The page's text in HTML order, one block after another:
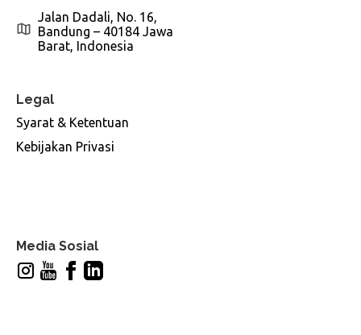
Jalan Dadali, No. 16,
Bandung – 40184 Jawa
Barat, Indonesia
Legal
Syarat & Ketentuan
Kebijakan Privasi
Media Sosial